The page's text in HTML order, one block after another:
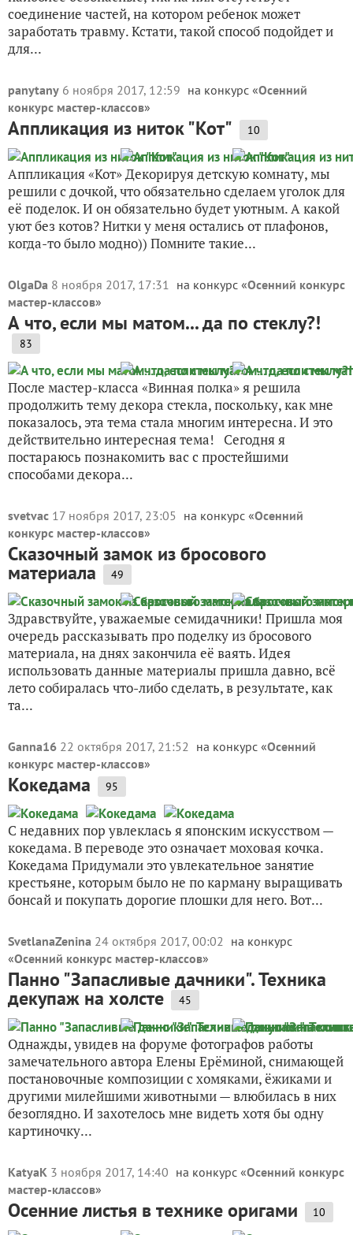
соединение частей, на котором ребенок может
заработать травму. Кстати, такой способ подойдет и
для...
panytany 6 ноября 2017, 12:59 на конкурс «Осенний
конкурс мастер-классов»
Аппликация из ниток "Кот" 10
Аппликация «Кот» Декорируя детскую комнату, мы
решили с дочкой, что обязательно сделаем уголок для
её поделок. И он обязательно будет уютным. А какой
уют без котов? Нитки у меня остались от плафонов,
когда-то было модно)) Помните такие...
OlgaDa 8 ноября 2017, 17:31 на конкурс «Осенний конкурс
мастер-классов»
А что, если мы матом... да по стеклу?!
83
После мастер-класса «Винная полка» я решила
продолжить тему декора стекла, поскольку, как мне
показалось, эта тема стала многим интересна. И это
действительно интересная тема! Сегодня я
постараюсь познакомить вас с простейшими
способами декора...
svetvac 17 ноября 2017, 23:05 на конкурс «Осенний
конкурс мастер-классов»
Сказочный замок из бросового
материала 49
Здравствуйте, уважаемые семидачники! Пришла моя
очередь рассказывать про поделку из бросового
материала, на днях закончила её ваять. Идея
использовать данные материалы пришла давно, всё
лето собиралась что-либо сделать, в результате, как
та...
Ganna16 22 октября 2017, 21:52 на конкурс «Осенний
конкурс мастер-классов»
Кокедама 95
С недавних пор увлеклась я японским искусством —
кокедама. В переводе это означает моховая кочка.
Кокедама Придумали это увлекательное занятие
крестьяне, которым было не по карману выращивать
бонсай и покупать дорогие плошки для него. Вот...
SvetlanaZenina 24 октября 2017, 00:02 на конкурс
«Осенний конкурс мастер-классов»
Панно "Запасливые дачники". Техника
декупаж на холсте 45
Однажды, увидев на форуме фотографов работы
замечательного автора Елены Ерёминой, снимающей
постановочные композиции с хомяками, ёжиками и
другими милейшими животными — влюбилась в них
безоглядно. И захотелось мне видеть хотя бы одну
картиночку...
KatyaK 3 ноября 2017, 14:40 на конкурс «Осенний конкурс
мастер-классов»
Осенние листья в технике оригами 10